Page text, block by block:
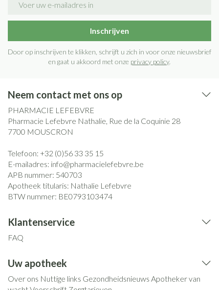
Inschrijven
Door op inschrijven te klikken, schrijft u zich in voor onze nieuwsbrief
en gaat u akkoord met onze privacy policy.
Neem contact met ons op
PHARMACIE LEFEBVRE
Pharmacie Lefebvre Nathalie, Rue de la Coquinie 28
7700 MOUSCRON
Telefoon: +32 (0)56 33 35 15
E-mailadres: info@pharmacielefebvre.be
APB nummer: 540703
Apotheek titularis: Nathalie Lefebvre
BTW nummer: BE0793103474
Klantenservice
FAQ
Uw apotheek
Over ons Nuttige links Gezondheidsnieuws Apotheker van